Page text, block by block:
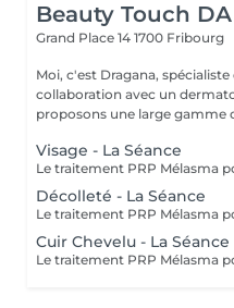
Beauty Touch DA
Grand Place 14 1700 Fribourg
Moi, c'est Dragana,
collaboration avec un
proposons une large gamme
Visage - La Séance
Décolleté - La Séance
Cuir Chevelu - La Séance